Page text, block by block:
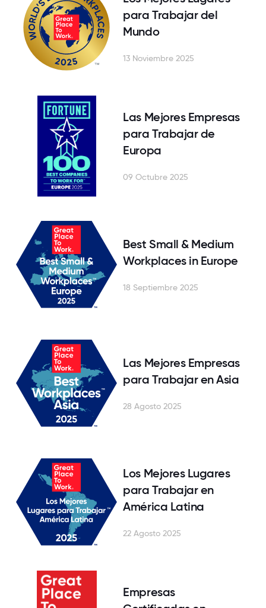
para Trabajar del
Mundo
13 Noviembre 2025
Las Mejores Empresas
para Trabajar de
Europa
09 Octubre 2025
Best Small & Medium
Workplaces in Europe
18 Septiembre 2025
Las Mejores Empresas
para Trabajar en Asia
28 Agosto 2025
Los Mejores Lugares
para Trabajar en
América Latina
22 Agosto 2025
Empresas